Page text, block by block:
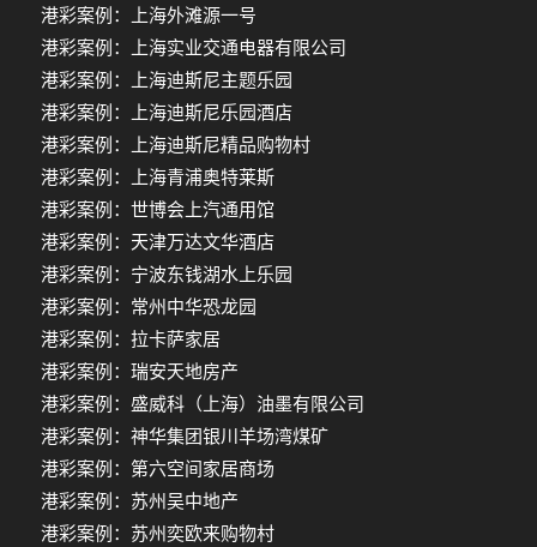
港彩案例：上海外滩源一号
港彩案例：上海实业交通电器有限公司
港彩案例：上海迪斯尼主题乐园
港彩案例：上海迪斯尼乐园酒店
港彩案例：上海迪斯尼精品购物村
港彩案例：上海青浦奥特莱斯
港彩案例：世博会上汽通用馆
港彩案例：天津万达文华酒店
港彩案例：宁波东钱湖水上乐园
港彩案例：常州中华恐龙园
港彩案例：拉卡萨家居
港彩案例：瑞安天地房产
港彩案例：盛威科（上海）油墨有限公司
港彩案例：神华集团银川羊场湾煤矿
港彩案例：第六空间家居商场
港彩案例：苏州吴中地产
港彩案例：苏州奕欧来购物村